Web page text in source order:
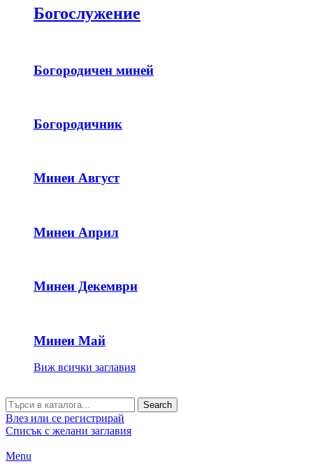
Богослужение
Богородичен миней
Богородичник
Минеи Август
Минеи Април
Минеи Декември
Минеи Май
Виж всички заглавия
Search
Влез или се регистрирай
Списък с желани заглавия
Menu